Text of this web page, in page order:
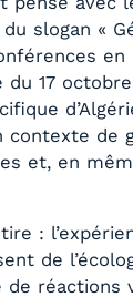
slogan «
17
contexte de
et, en
:
de
de